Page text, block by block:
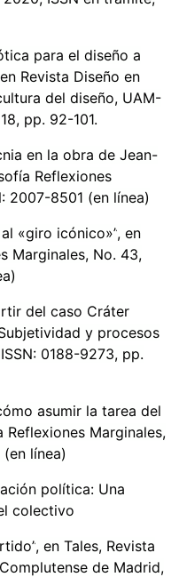
para el diseño a
Revista Diseño en
del diseño, UAM-
pp. 92-101.
en la obra de Jean-
ía Reflexiones
2007-8501 (en línea)
«giro icónico»”, en
Marginales, No. 43,
del caso Cráter
y procesos
0188-9273, pp.
ómo asumir la tarea del
Reflexiones Marginales,
línea)
ón política: Una
colectivo
”, en Tales, Revista
de Madrid,